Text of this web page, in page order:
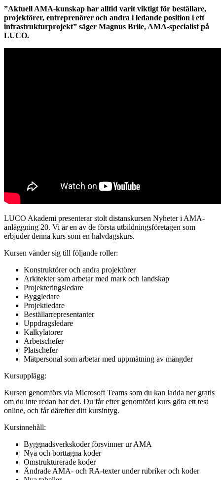
”Aktuell AMA-kunskap har alltid varit viktigt för beställare,
projektörer, entreprenörer och andra i ledande position i ett
infrastrukturprojekt” säger Magnus Brile, AMA-specialist på
LUCO.
LUCO Akademi presenterar stolt distanskursen Nyheter i AMA-
anläggning 20. Vi är en av de första utbildningsföretagen som
erbjuder denna kurs som en halvdagskurs.
Kursen vänder sig till följande roller:
Konstruktörer och andra projektörer
Arkitekter som arbetar med mark och landskap
Projekteringsledare
Byggledare
Projektledare
Beställarrepresentanter
Uppdragsledare
Kalkylatorer
Arbetschefer
Platschefer
Mätpersonal som arbetar med uppmätning av mängder
Kursupplägg:
Kursen genomförs via Microsoft Teams som du kan ladda ner gratis
om du inte redan har det. Du får efter genomförd kurs göra ett test
online, och får därefter ditt kursintyg.
Kursinnehåll:
Byggnadsverkskoder försvinner ur AMA
Nya och borttagna koder
Omstrukturerade koder
Ändrade AMA- och RA-texter under rubriker och koder